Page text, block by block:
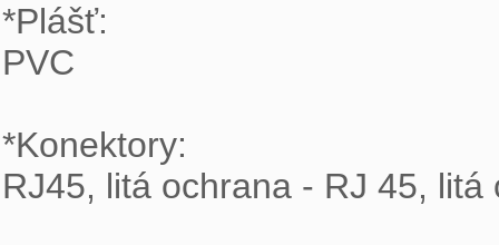
*Plášť:
PVC
*Konektory:
RJ45, litá ochrana - RJ 45, litá